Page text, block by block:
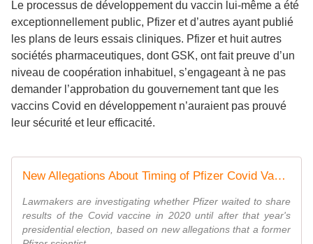
Le processus de développement du vaccin lui-même a été
exceptionnellement public, Pfizer et d’autres ayant publié
les plans de leurs essais cliniques. Pfizer et huit autres
sociétés pharmaceutiques, dont GSK, ont fait preuve d’un
niveau de coopération inhabituel, s’engageant à ne pas
demander l’approbation du gouvernement tant que les
vaccins Covid en développement n’auraient pas prouvé
leur sécurité et leur efficacité.
New Allegations About Timing of Pfizer Covid Vaccine Passed to House Panel
Lawmakers are investigating whether Pfizer waited to share
results of the Covid vaccine in 2020 until after that year's
presidential election, based on new allegations that a former